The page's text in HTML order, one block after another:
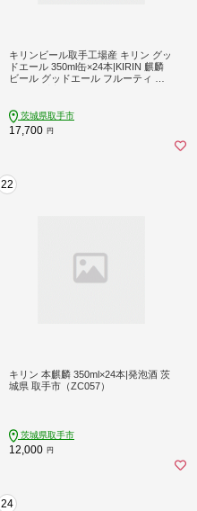
キリンビール取手工場産 キリン グッ
ドエール 350ml缶×24本|KIRIN 麒麟
ビール グッドエール フルーティ 茨
茨城県取手市
17,700 円
22
キリン 本麒麟 350ml×24本|発泡酒 茨
城県 取手市（ZC057）
茨城県取手市
12,000 円
24